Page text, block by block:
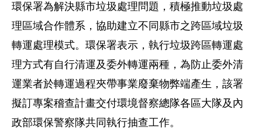
環保署為解決縣市垃圾處理問題，積極推動垃圾處
理區域合作體系，協助建立不同縣市之跨區域垃圾
轉運處理模式。環保署表示，執行垃圾跨區轉運處
理方式有自行清運及委外轉運兩種，為防止委外清
運業者於轉運過程夾帶事業廢棄物弊端產生，該署
擬訂專案稽查計畫交付環境督察總隊各區大隊及內
政部環保警察隊共同執行抽查工作。